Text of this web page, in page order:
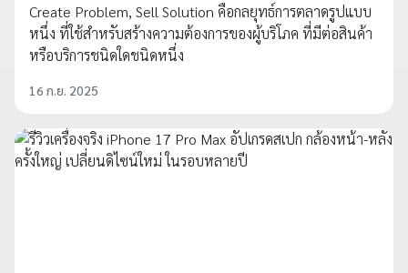
Create Problem, Sell Solution คือกลยุทธ์การตลาดรูปแบบ
หนึ่ง ที่ใช้สำหรับสร้างความต้องการของผู้บริโภค ที่มีต่อสินค้า
หรือบริการชนิดใดชนิดหนึ่ง
16 ก.ย. 2025